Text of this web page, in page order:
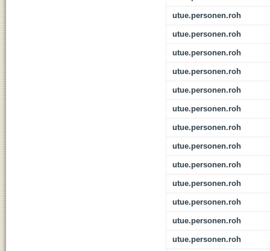
utue.personen.roh
utue.personen.roh
utue.personen.roh
utue.personen.roh
utue.personen.roh
utue.personen.roh
utue.personen.roh
utue.personen.roh
utue.personen.roh
utue.personen.roh
utue.personen.roh
utue.personen.roh
utue.personen.roh